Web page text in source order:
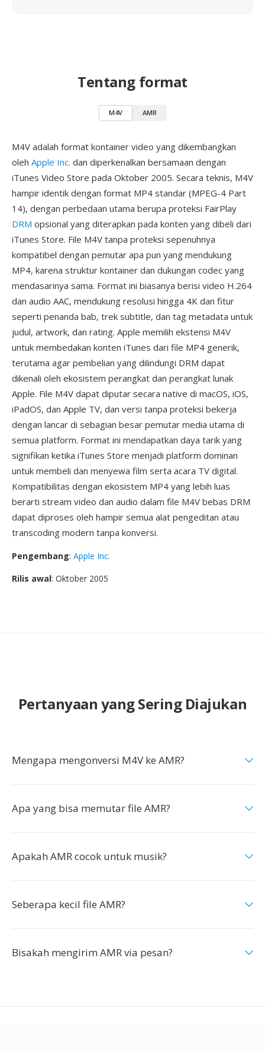
Tentang format
M4V AMR
M4V adalah format kontainer video yang dikembangkan
oleh Apple Inc. dan diperkenalkan bersamaan dengan
iTunes Video Store pada Oktober 2005. Secara teknis, M4V
hampir identik dengan format MP4 standar (MPEG-4 Part
14), dengan perbedaan utama berupa proteksi FairPlay
DRM opsional yang diterapkan pada konten yang dibeli dari
iTunes Store. File M4V tanpa proteksi sepenuhnya
kompatibel dengan pemutar apa pun yang mendukung
MP4, karena struktur kontainer dan dukungan codec yang
mendasarinya sama. Format ini biasanya berisi video H.264
dan audio AAC, mendukung resolusi hingga 4K dan fitur
seperti penanda bab, trek subtitle, dan tag metadata untuk
judul, artwork, dan rating. Apple memilih ekstensi M4V
untuk membedakan konten iTunes dari file MP4 generik,
terutama agar pembelian yang dilindungi DRM dapat
dikenali oleh ekosistem perangkat dan perangkat lunak
Apple. File M4V dapat diputar secara native di macOS, iOS,
iPadOS, dan Apple TV, dan versi tanpa proteksi bekerja
dengan lancar di sebagian besar pemutar media utama di
semua platform. Format ini mendapatkan daya tarik yang
signifikan ketika iTunes Store menjadi platform dominan
untuk membeli dan menyewa film serta acara TV digital.
Kompatibilitas dengan ekosistem MP4 yang lebih luas
berarti stream video dan audio dalam file M4V bebas DRM
dapat diproses oleh hampir semua alat pengeditan atau
transcoding modern tanpa konversi.
Pengembang: Apple Inc.
Rilis awal: Oktober 2005
Pertanyaan yang Sering Diajukan
Mengapa mengonversi M4V ke AMR?
Apa yang bisa memutar file AMR?
Apakah AMR cocok untuk musik?
Seberapa kecil file AMR?
Bisakah mengirim AMR via pesan?